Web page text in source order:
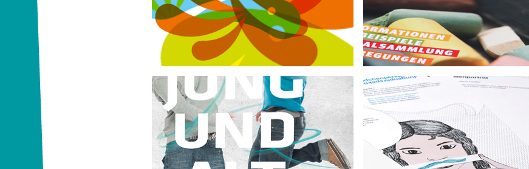
Viacom | Nickelodeon
Mehr Spiel und Bewegung in den Alltag von Kindern
bringen
Inklusion
Aktion Mensch e. V.
Gestalte, was uns verbindet!
Bundesverband der Deutschen Volksbanken und
Raiffeisenbanken e. V. (BVR)
Kreativwettbewerb zum Thema Zuhause
ENGAGEMENT GLOBAL gGmbH